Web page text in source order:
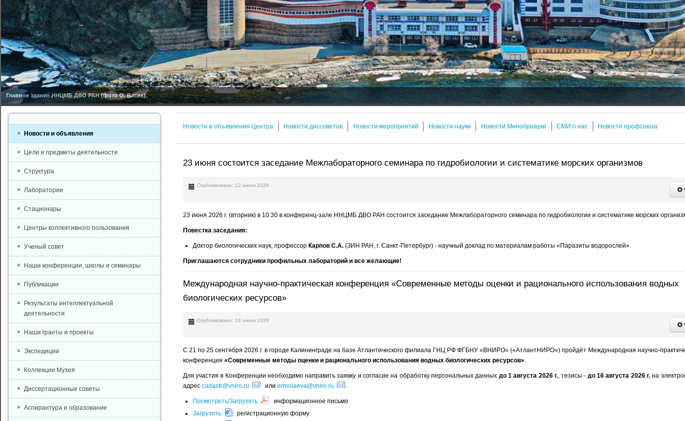
Главное здание ННЦМБ ДВО РАН (фото О. Васик).
Новости и объявления Центра Новости диссоветов Новости мероприятий Новости науки Новости Минобрнауки СМИ о нас Новости профсоюза
23 июня состоится заседание Межлабораторного семинара по гидробиологии и систематике морских организмов
Опубликовано: 22 июня 2026
23 июня 2026 г. (вторник) в 10:30 в конференц-зале ННЦМБ ДВО РАН состоится заседание Межлабораторного семинара по гидробиологии и систематике морских
Повестка заседания:
Доктор биологических наук, профессор Карпов С.А.(ЗИН РАН, г. Санкт-Петербург) - научный доклад по материалам работы «Паразиты водорослей».
Приглашаются сотрудники профильных лабораторий и все желающие!
Международная научно-практическая конференция «Современные методы оценки и рационального использования водных
биологических ресурсов»
Опубликовано: 18 июня 2026
С 21 по 25 сентября 2026 г. в городе Калининграде на базе Атлантического филиала ГНЦ РФ ФГБНУ «ВНИРО» («АтлантНИРО») пройдёт Международная научно-
конференция «Современные методы оценки и рационального использования водных биологических ресурсов».
Для участия в Конференции необходимо направить заявку и согласие на обработку персональных данных до 1 августа 2026 г., тезисы - до 16 августа 2026 г. на
адрес cadastr@vniro.ru или ermolaeva@vniro.ru .
Посмотреть/Загрузить
информационное письмо
Загрузить
регистрационную форму
Новости и объявления
Цели и предметы деятельности
Структура
Лаборатории
Стационары
Центры коллективного пользования
Ученый совет
Наши конференции, школы и семинары
Публикации
Результаты интеллектуальной
деятельности
Наши гранты и проекты
Экспедиции
Коллекции Музея
Диссертационные советы
Аспирантура и образование